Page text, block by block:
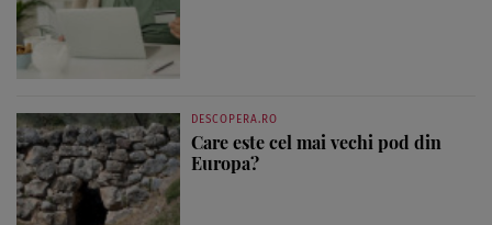
DESCOPERA.RO
Care este cel mai vechi pod din
Europa?